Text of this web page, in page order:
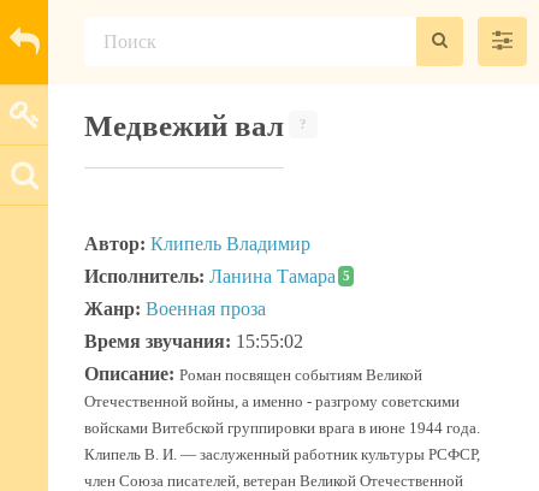
Медвежий вал ?
Автор: Клипель Владимир
Исполнитель: Ланина Тамара 5
Жанр: Военная проза
Время звучания: 15:55:02
Описание: Роман посвящен событиям Великой
Отечественной войны, а именно - разгрому советскими
войсками Витебской группировки врага в июне 1944 года.
Клипель В. И. — заслуженный работник культуры РСФСР,
член Союза писателей, ветеран Великой Отечественной